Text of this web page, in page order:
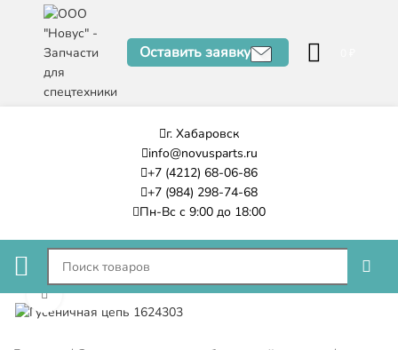
Оставить заявку
г. Хабаровск
info@novusparts.ru
+7 (4212) 68-06-86
+7 (984) 298-74-68
Пн-Вс с 9:00 до 18:00
Нажмите, чтобы увеличить